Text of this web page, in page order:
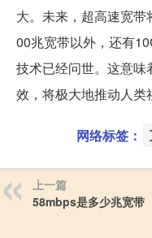
大。未来，超高速宽
00兆宽带以外，还有
技术已经问世。这意
效，将极大地推动人类
网络标签：
上一篇
58mbps是多少兆宽带